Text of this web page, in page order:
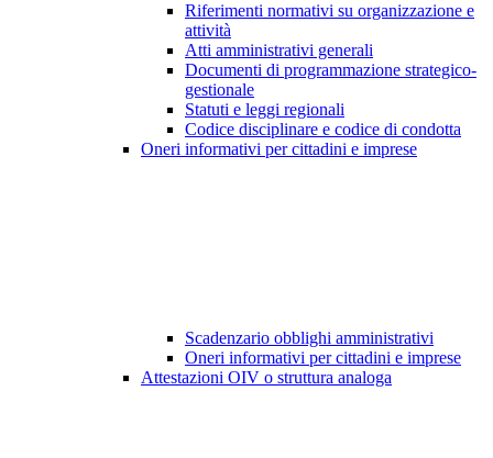
Riferimenti normativi su organizzazione e
attività
Atti amministrativi generali
Documenti di programmazione strategico-
gestionale
Statuti e leggi regionali
Codice disciplinare e codice di condotta
Oneri informativi per cittadini e imprese
Scadenzario obblighi amministrativi
Oneri informativi per cittadini e imprese
Attestazioni OIV o struttura analoga